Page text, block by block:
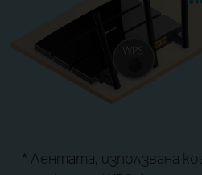
* Лентата, използвана